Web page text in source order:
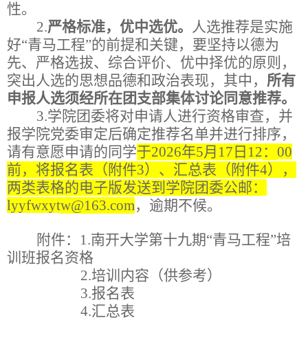
性。
2.严格标准，优中选优。 人选推荐是实施
好“青马工程”的前提和关键，要坚持以德为
先、严格选拔、综合评价、优中择优的原则，
突出人选的思想品德和政治表现，其中， 所有
申报人选须经所在团支部集体讨论同意推荐。
3.学院团委将对申请人进行资格审查，并
报学院党委审定后确定推荐名单并进行排序，
请有意愿申请的同学于2026年5月 17 日 12： 00
前，将报名表（附件3）、汇总表（附件4），
两类表格的电子版发送到学院团委公邮：
lyyfwxytw@163.com，逾期不候。
附件： 1.南开大学第十九期“青马工程”培
训班报名资格
2.培训 内容 （供参考）
3.报名表
4.汇总表